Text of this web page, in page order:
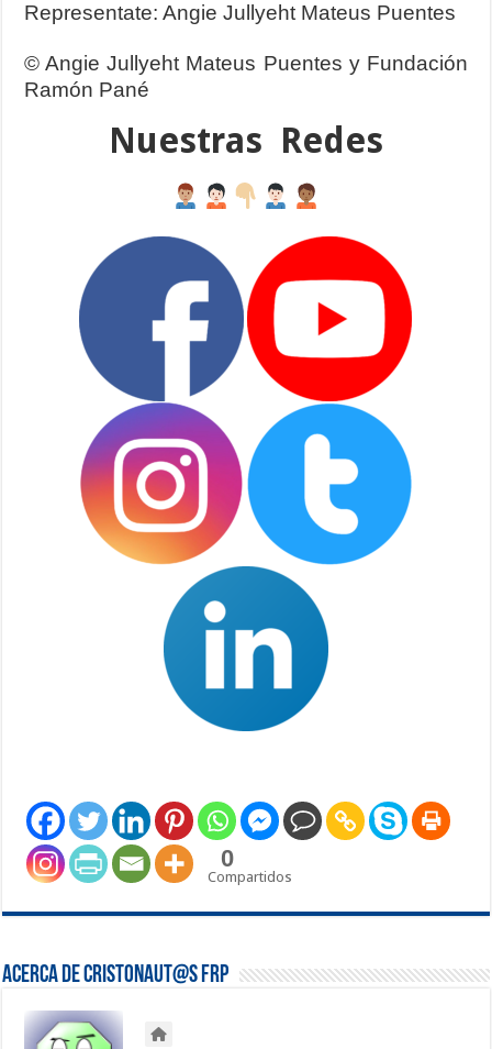
Representate: Angie Jullyeht Mateus Puentes
© Angie Jullyeht Mateus Puentes y Fundación
Ramón Pané
Nuestras Redes
0
Compartidos
Acerca de Cristonaut@s FRP